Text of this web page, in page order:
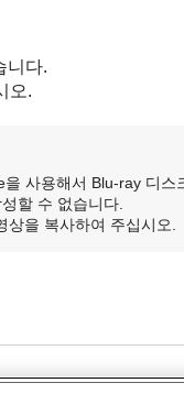
니다.
오.
사용해서 Blu-ray 디스
할 수 없습니다.
을 복사하여 주십시오.